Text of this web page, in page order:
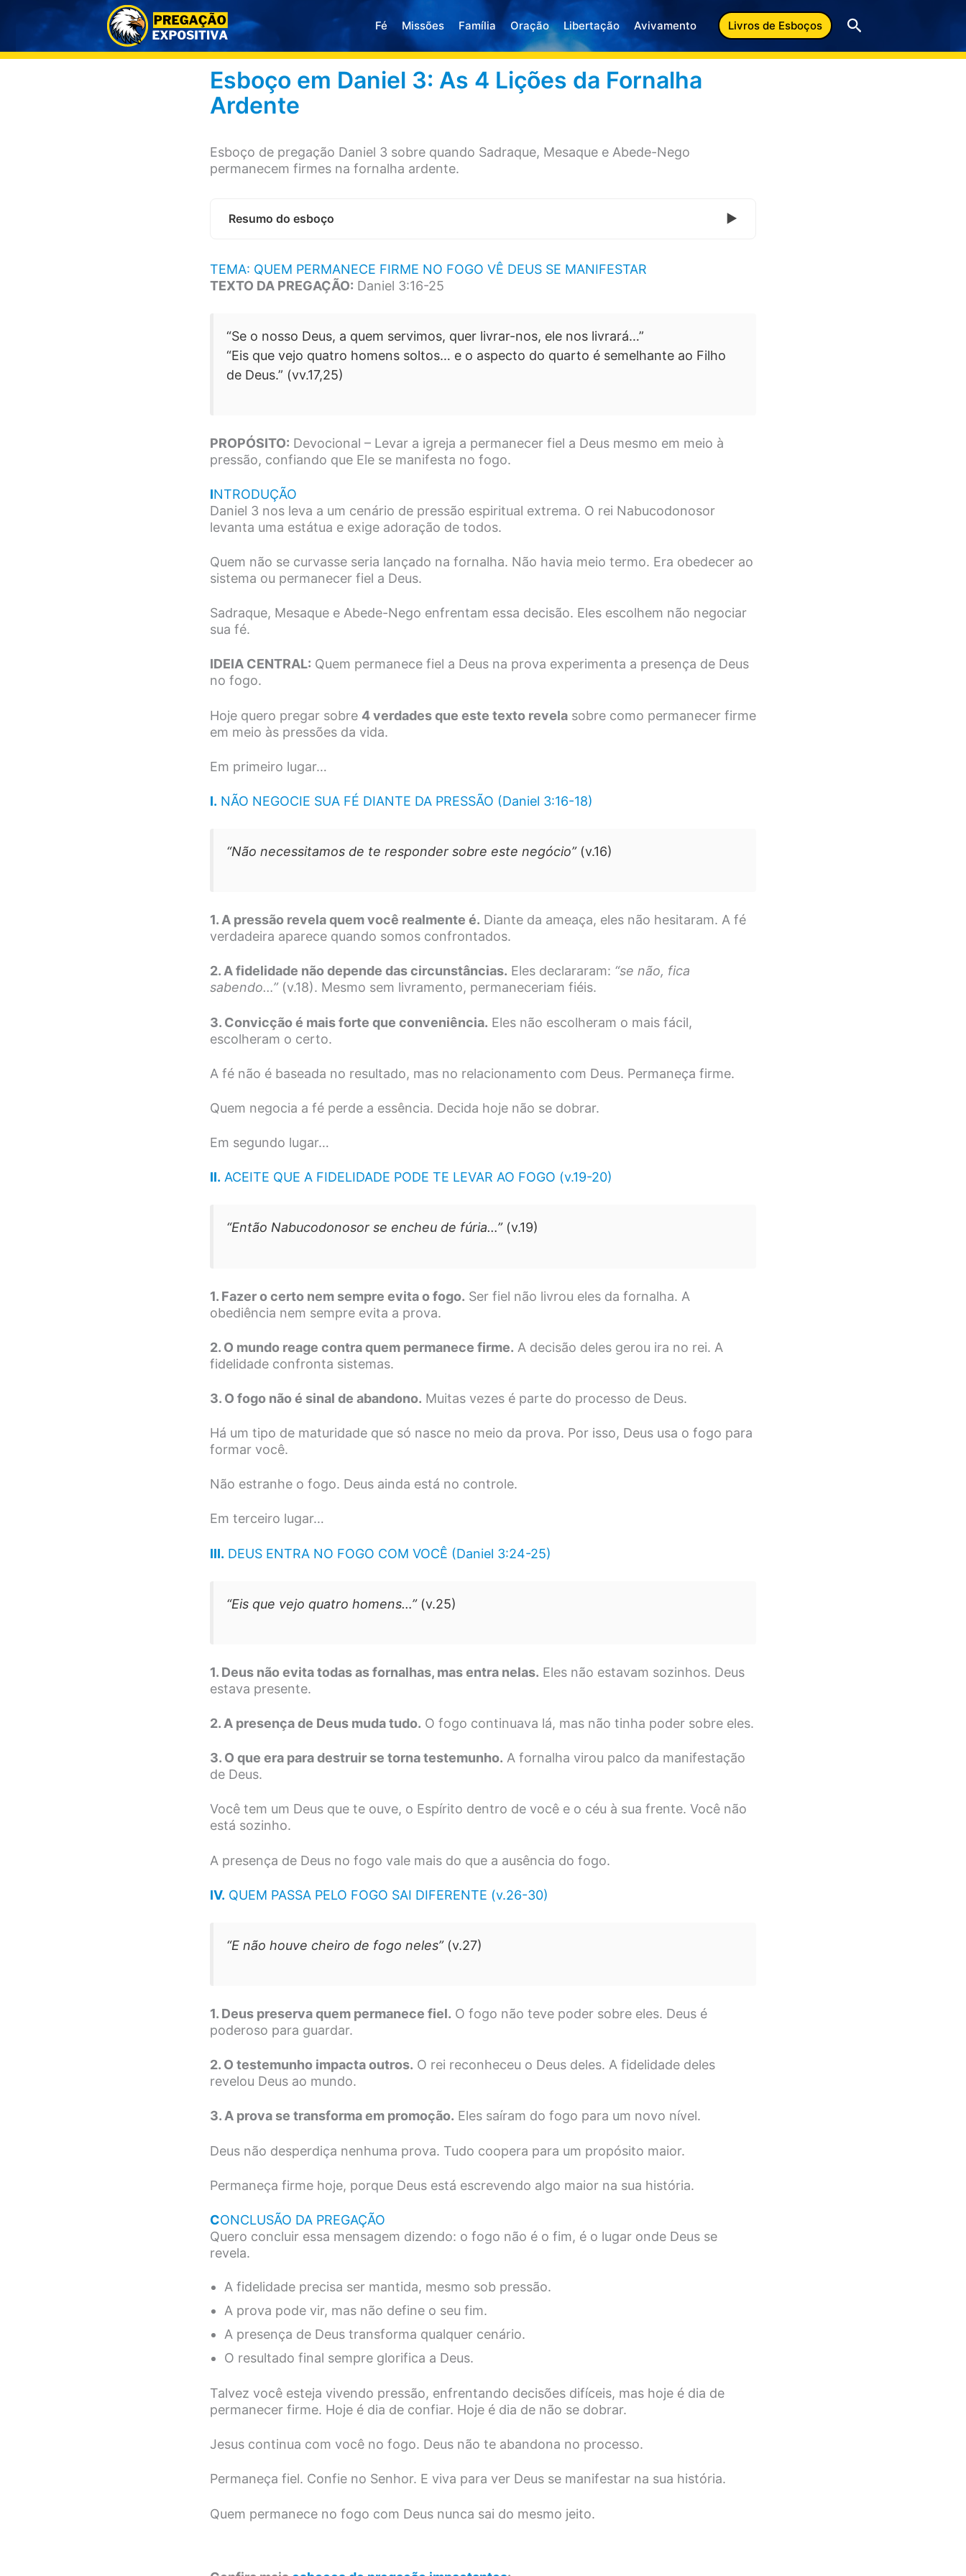
conteúdo
Fé Missões Família Oração Libertação Avivamento Livros de Esboços Pesquisar
Esboço em Daniel 3: As 4 Lições da Fornalha
Ardente
Esboço de pregação Daniel 3 sobre quando Sadraque, Mesaque e Abede-Nego
permanecem firmes na fornalha ardente.
Resumo do esboço
TEMA: QUEM PERMANECE FIRME NO FOGO VÊ DEUS SE MANIFESTAR
TEXTO DA PREGAÇÃO: Daniel 3:16-25
“Se o nosso Deus, a quem servimos, quer livrar-nos, ele nos livrará…”
“Eis que vejo quatro homens soltos… e o aspecto do quarto é semelhante ao Filho
de Deus.” (vv.17,25)
PROPÓSITO: Devocional – Levar a igreja a permanecer fiel a Deus mesmo em meio à
pressão, confiando que Ele se manifesta no fogo.
INTRODUÇÃO
Daniel 3 nos leva a um cenário de pressão espiritual extrema. O rei Nabucodonosor
levanta uma estátua e exige adoração de todos.
Quem não se curvasse seria lançado na fornalha. Não havia meio termo. Era obedecer ao
sistema ou permanecer fiel a Deus.
Sadraque, Mesaque e Abede-Nego enfrentam essa decisão. Eles escolhem não negociar
sua fé.
IDEIA CENTRAL: Quem permanece fiel a Deus na prova experimenta a presença de Deus
no fogo.
Hoje quero pregar sobre 4 verdades que este texto revela sobre como permanecer firme
em meio às pressões da vida.
Em primeiro lugar…
I. NÃO NEGOCIE SUA FÉ DIANTE DA PRESSÃO (Daniel 3:16-18)
“Não necessitamos de te responder sobre este negócio”(v.16)
1. A pressão revela quem você realmente é. Diante da ameaça, eles não hesitaram. A fé
verdadeira aparece quando somos confrontados.
2. A fidelidade não depende das circunstâncias. Eles declararam: “se não, fica
sabendo…”(v.18). Mesmo sem livramento, permaneceriam fiéis.
3. Convicção é mais forte que conveniência. Eles não escolheram o mais fácil,
escolheram o certo.
A fé não é baseada no resultado, mas no relacionamento com Deus. Permaneça firme.
Quem negocia a fé perde a essência. Decida hoje não se dobrar.
Em segundo lugar…
II. ACEITE QUE A FIDELIDADE PODE TE LEVAR AO FOGO (v.19-20)
“Então Nabucodonosor se encheu de fúria…”(v.19)
1. Fazer o certo nem sempre evita o fogo. Ser fiel não livrou eles da fornalha. A
obediência nem sempre evita a prova.
2. O mundo reage contra quem permanece firme. A decisão deles gerou ira no rei. A
fidelidade confronta sistemas.
3. O fogo não é sinal de abandono. Muitas vezes é parte do processo de Deus.
Há um tipo de maturidade que só nasce no meio da prova. Por isso, Deus usa o fogo para
formar você.
Não estranhe o fogo. Deus ainda está no controle.
Em terceiro lugar…
III. DEUS ENTRA NO FOGO COM VOCÊ (Daniel 3:24-25)
“Eis que vejo quatro homens…”(v.25)
1. Deus não evita todas as fornalhas, mas entra nelas. Eles não estavam sozinhos. Deus
estava presente.
2. A presença de Deus muda tudo. O fogo continuava lá, mas não tinha poder sobre eles.
3. O que era para destruir se torna testemunho. A fornalha virou palco da manifestação
de Deus.
Você tem um Deus que te ouve, o Espírito dentro de você e o céu à sua frente. Você não
está sozinho.
A presença de Deus no fogo vale mais do que a ausência do fogo.
IV. QUEM PASSA PELO FOGO SAI DIFERENTE (v.26-30)
“E não houve cheiro de fogo neles”(v.27)
1. Deus preserva quem permanece fiel. O fogo não teve poder sobre eles. Deus é
poderoso para guardar.
2. O testemunho impacta outros. O rei reconheceu o Deus deles. A fidelidade deles
revelou Deus ao mundo.
3. A prova se transforma em promoção. Eles saíram do fogo para um novo nível.
Deus não desperdiça nenhuma prova. Tudo coopera para um propósito maior.
Permaneça firme hoje, porque Deus está escrevendo algo maior na sua história.
CONCLUSÃO DA PREGAÇÃO
Quero concluir essa mensagem dizendo: o fogo não é o fim, é o lugar onde Deus se
revela.
A fidelidade precisa ser mantida, mesmo sob pressão.
A prova pode vir, mas não define o seu fim.
A presença de Deus transforma qualquer cenário.
O resultado final sempre glorifica a Deus.
Talvez você esteja vivendo pressão, enfrentando decisões difíceis, mas hoje é dia de
permanecer firme. Hoje é dia de confiar. Hoje é dia de não se dobrar.
Jesus continua com você no fogo. Deus não te abandona no processo.
Permaneça fiel. Confie no Senhor. E viva para ver Deus se manifestar na sua história.
Quem permanece no fogo com Deus nunca sai do mesmo jeito.